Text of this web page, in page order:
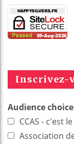
Inscrivez-
Audience choice
CCAS - c'est
Association